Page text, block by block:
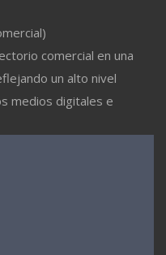
comercial en una
un alto nivel
medios digitales e